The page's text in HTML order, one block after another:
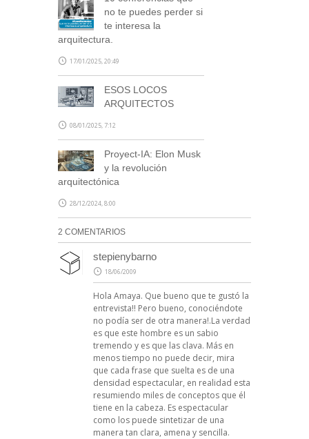
no te puedes perder si
te interesa la
arquitectura.
17/01/2025, 20:49
ESOS LOCOS
ARQUITECTOS
08/01/2025, 7:12
Proyect-IA: Elon Musk
y la revolución
arquitectónica
28/12/2024, 8:00
2 COMENTARIOS
stepienybarno
18/06/2009
Hola Amaya. Que bueno que te gustó la
entrevista!! Pero bueno, conociéndote
no podía ser de otra manera!.La verdad
es que este hombre es un sabio
tremendo y es que las clava. Más en
menos tiempo no puede decir, mira
que cada frase que suelta es de una
densidad espectacular, en realidad esta
resumiendo miles de conceptos que él
tiene en la cabeza. Es espectacular
como los puede sintetizar de una
manera tan clara, amena y sencilla.